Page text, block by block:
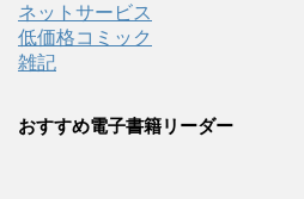
ネットサービス
低価格コミック
雑記
おすすめ電子書籍リーダー